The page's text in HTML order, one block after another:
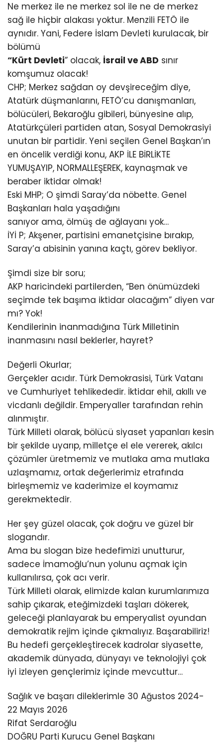
Ne merkez ile ne merkez sol ile ne de merkez
sağ ile hiçbir alakası yoktur. Menzili FETÖ ile
aynıdır. Yani, Federe İslam Devleti kurulacak, bir
bölümü
“Kürt Devleti” olacak, İsrail ve ABD sınır
komşumuz olacak!
CHP; Merkez sağdan oy devşireceğim diye,
Atatürk düşmanlarını, FETÖ’cu danışmanları,
bölücüleri, Bekaroğlu gibileri, bünyesine alıp,
Atatürkçüleri partiden atan, Sosyal Demokrasiyi
unutan bir partidir. Yeni seçilen Genel Başkan’ın
en öncelik verdiği konu, AKP İLE BİRLİKTE
YUMUŞAYIP, NORMALLEŞEREK, kaynaşmak ve
beraber iktidar olmak!
Eski MHP; O şimdi Saray’da nöbette. Genel
Başkanları hala yaşadığını
sanıyor ama, ölmüş de ağlayanı yok…
İYİ P; Akşener, partisini emanetçisine bırakıp,
Saray’a abisinin yanına kaçtı, görev bekliyor.
Şimdi size bir soru;
AKP haricindeki partilerden, “Ben önümüzdeki
seçimde tek başıma iktidar olacağım” diyen var
mı? Yok!
Kendilerinin inanmadığına Türk Milletinin
inanmasını nasıl beklerler, hayret?
Değerli Okurlar;
Gerçekler acıdır. Türk Demokrasisi, Türk Vatanı
ve Cumhuriyet tehlikededir. İktidar ehil, akıllı ve
vicdanlı değildir. Emperyaller tarafından rehin
alınmıştır.
Türk Milleti olarak, bölücü siyaset yapanları kesin
bir şekilde uyarıp, milletçe el ele vererek, akılcı
çözümler üretmemiz ve mutlaka ama mutlaka
uzlaşmamız, ortak değerlerimiz etrafında
birleşmemiz ve kaderimize el koymamız
gerekmektedir.
Her şey güzel olacak, çok doğru ve güzel bir
slogandır.
Ama bu slogan bize hedefimizi unutturur,
sadece İmamoğlu’nun yolunu açmak için
kullanılırsa, çok acı verir.
Türk Milleti olarak, elimizde kalan kurumlarımıza
sahip çıkarak, eteğimizdeki taşları dökerek,
geleceği planlayarak bu emperyalist oyundan
demokratik rejim içinde çıkmalıyız. Başarabiliriz!
Bu hedefi gerçekleştirecek kadrolar siyasette,
akademik dünyada, dünyayı ve teknolojiyi çok
iyi izleyen gençlerimiz içinde mevcuttur…
Sağlık ve başarı dileklerimle 30 Ağustos 2024-
22 Mayıs 2026
Rifat Serdaroğlu
DOĞRU Parti Kurucu Genel Başkanı